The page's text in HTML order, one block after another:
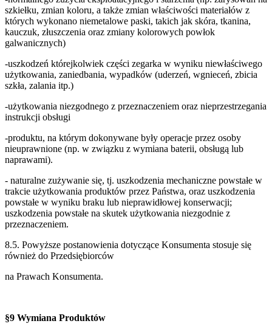
szkiełku, zmian koloru, a także zmian właściwości materiałów z
których wykonano niemetalowe paski, takich jak skóra, tkanina,
kauczuk, złuszczenia oraz zmiany kolorowych powłok
galwanicznych)
-uszkodzeń którejkolwiek części zegarka w wyniku niewłaściwego
użytkowania, zaniedbania, wypadków (uderzeń, wgnieceń, zbicia
szkła, zalania itp.)
-użytkowania niezgodnego z przeznaczeniem oraz nieprzestrzegania
instrukcji obsługi
-produktu, na którym dokonywane były operacje przez osoby
nieuprawnione (np. w związku z wymiana baterii, obsługą lub
naprawami).
- naturalne zużywanie się, tj. uszkodzenia mechaniczne powstałe w
trakcie użytkowania produktów przez Państwa, oraz uszkodzenia
powstałe w wyniku braku lub nieprawidłowej konserwacji;
uszkodzenia powstałe na skutek użytkowania niezgodnie z
przeznaczeniem.
8.5. Powyższe postanowienia dotyczące Konsumenta stosuje się
również do Przedsiębiorców
na Prawach Konsumenta.
§9 Wymiana Produktów